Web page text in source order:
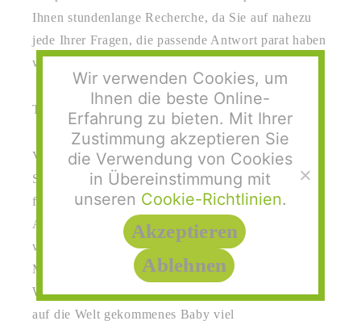
Ihnen stundenlange Recherche, da Sie auf nahezu
jede Ihrer Fragen, die passende Antwort parat haben
wird.
Tipp 3: Gönnen Sie sich Ruhe
Vor allem in den letzten Wochen der
Schwangerschaft wird diese oft äußerst anstrengend
für die Mutter. Mit der Entbindung folgt dann der
Abschluss, der Ihnen einiges an Kraft abverlangen
wird. Dennoch kann sich die frischgebackene
Mutter dann nicht zurücklehnen und ein paar
Wochen nichts tun, schließlich verlangt ein gerade
auf die Welt gekommenes Baby viel
Wir verwenden Cookies, um
Ihnen die beste Online-
Erfahrung zu bieten. Mit Ihrer
Zustimmung akzeptieren Sie
die Verwendung von Cookies
in Übereinstimmung mit
unseren Cookie-Richtlinien.
Akzeptieren
Ablehnen